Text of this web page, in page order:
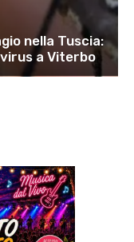
nella Tuscia:
a Viterbo